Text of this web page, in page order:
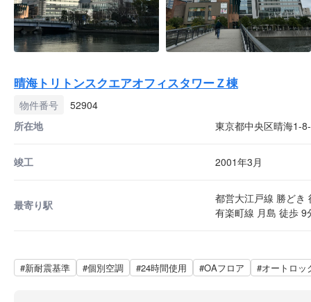
晴海トリトンスクエアオフィスタワーＺ棟
物件番号
52904
所在地
東京都中央区晴海1-
竣工 2001年3月
最寄り駅
都営大江戸線 勝どき
有楽町線 月島 徒歩 9
#新耐震基準 #個別空調 #24時間使用 #OAフロア #オートロッ